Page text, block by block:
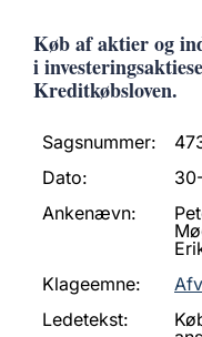
Køb af aktier og
i
Kreditkøbsloven.
Sagsnummer:
Dato:
Ankenævn:
Klageemne:
Ledetekst: